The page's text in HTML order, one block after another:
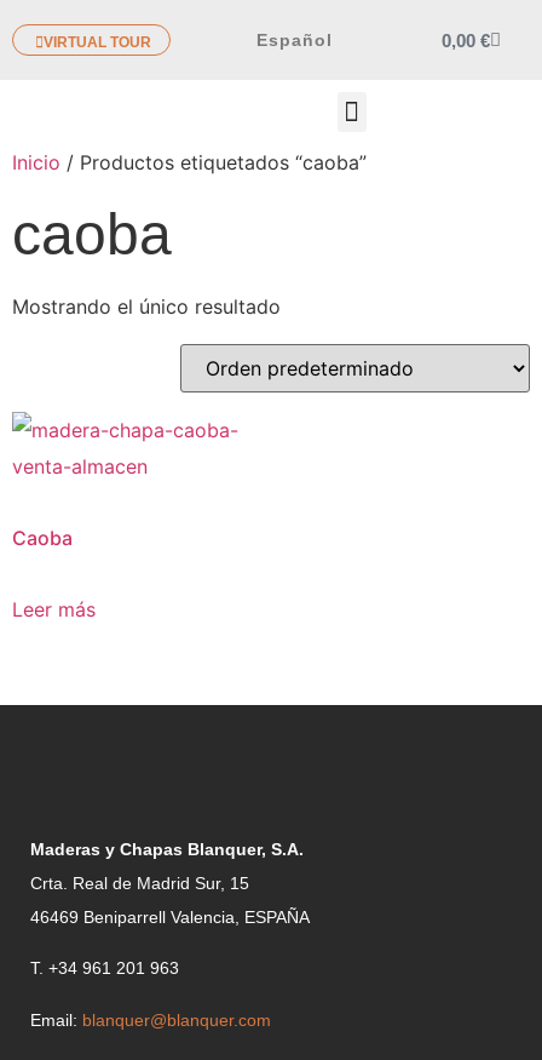
VIRTUAL TOUR Español 0,00 €
Inicio / Productos etiquetados “caoba”
caoba
Mostrando el único resultado
Caoba
Leer más
Maderas y Chapas Blanquer, S.A.
Crta. Real de Madrid Sur, 15
46469 Beniparrell Valencia, ESPAÑA
T. +34 961 201 963
Email: blanquer@blanquer.com